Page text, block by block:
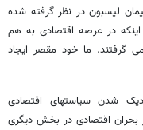
لیسبون در نظر گرفته شده
اینکه در عرصه اقتصادی به هم
گرفتند. ما خود مقصر ایجاد
شدن سیاستهای اقتصادی
بحران اقتصادی در بخش دیگری